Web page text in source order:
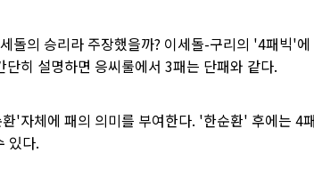
돌의 승리라 주장했을까? 이세돌-구리의 '4패빅'에
히 설명하면 응씨룰에서 3패는 단패와 같다.
'자체에 패의 의미를 부여한다. '한순환' 후에는 4패
있다.